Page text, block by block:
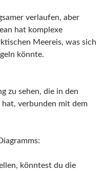
verlaufen, aber
hat komplexe
Meereis, was sich
könnte.
zu sehen, die in den
hat, verbunden mit dem
könntest du die